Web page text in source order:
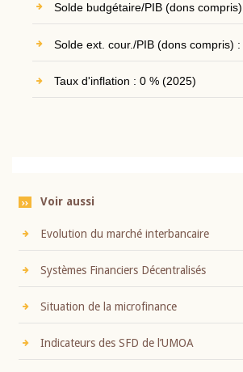
Solde budgétaire/PIB (dons
Solde ext. cour./PIB (dons compris) :
Taux d'inflation : 0 % (2025)
Voir aussi
Evolution du marché interbancaire
Systèmes Financiers Décentralisés
Situation de la microfinance
Indicateurs des SFD de l’UMOA